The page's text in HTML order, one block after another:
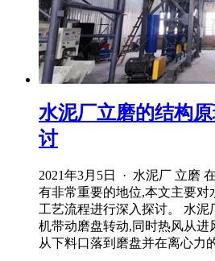
水泥厂立磨的结构
讨
2021年3月5日 · 水泥厂 立磨
有非常重要的地位,本文主要对
工艺流程进行深入探讨。 水泥
机带动磨盘转动,同时热风从进
从下料口落到磨盘并在离心力